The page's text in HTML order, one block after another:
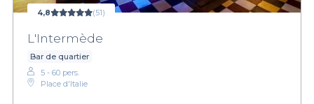
4,8 (51)
L'Intermède
Bar de quartier
5 - 60 pers.
Place d'Italie